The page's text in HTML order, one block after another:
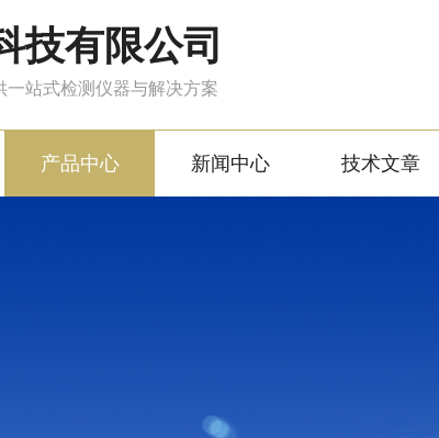
技有限公司
站式检测仪器与解决方案
产品中心 新闻中心 技术文章